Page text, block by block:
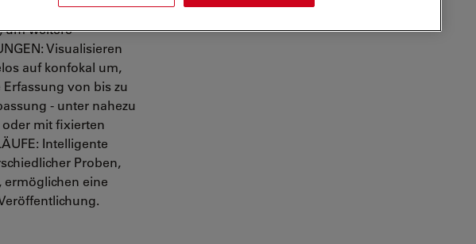
so dass alle
um weitere
Visualisieren
auf konfokal um,
von bis zu
- unter nahezu
mit fixierten
Intelligente
Proben,
ermöglichen eine